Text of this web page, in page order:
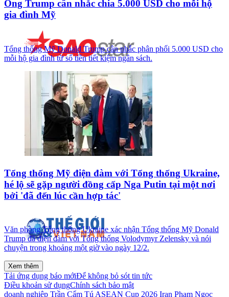
Ông Trump cân nhắc chia 5.000 USD cho mỗi hộ
gia đình Mỹ
Tổng thống Mỹ Donald Trump cân nhắc phân phối 5.000 USD cho
mỗi hộ gia đình từ số tiền tiết kiệm ngân sách.
Tổng thống Mỹ điện đàm với Tổng thống Ukraine,
hé lộ sẽ gặp người đồng cấp Nga Putin tại một nơi
bởi 'đã đến lúc cần hợp tác'
Văn phòng Tổng thống Ukraine xác nhận Tổng thống Mỹ Donald
Trump đã điện đàm với Tổng thống Volodymyr Zelensky và nói
chuyện trong khoảng một giờ vào ngày 12/2.
Xem thêm
Tải ứng dụng báo mớiĐể không bỏ sót tin tức
Điều khoản sử dụngChính sách bảo mật
doanh nghiệp Trần Cẩm Tú ASEAN Cup 2026 Iran Phạm Ngọc